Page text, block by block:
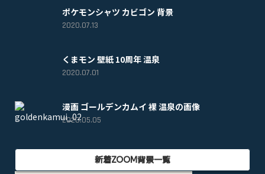
ポケモンシャツ カビゴン 背景
2020.07.13
くまモン 壁紙 10周年 温泉
2020.07.01
漫画 ゴールデンカムイ 裸 温泉の画像
2020.05.05
新着ZOOM背景一覧